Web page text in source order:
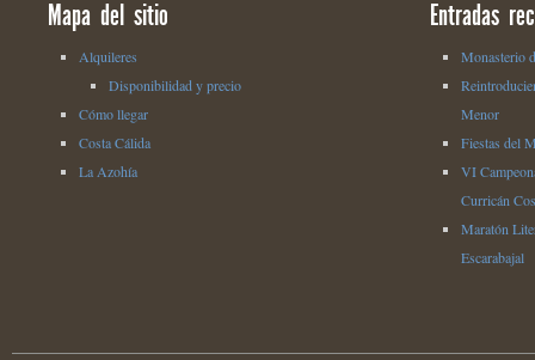
Mapa del sitio
Alquileres
Disponibilidad y precio
Cómo llegar
Costa Cálida
La Azohía
Entradas
Monasterio
Menor
Fiestas del
VI
Curricán
Maratón
Escarabajal